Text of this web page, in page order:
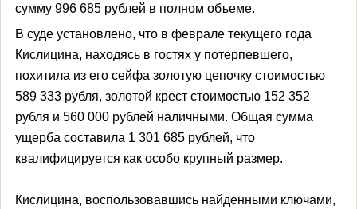
сумму 996 685 рублей в полном объеме.
В суде установлено, что в феврале текущего года
Кислицина, находясь в гостях у потерпевшего,
похитила из его сейфа золотую цепочку стоимостью
589 333 рубля, золотой крест стоимостью 152 352
рубля и 560 000 рублей наличными. Общая сумма
ущерба составила 1 301 685 рублей, что
квалифицируется как особо крупный размер.
Кислицина, воспользовавшись найденными ключами,